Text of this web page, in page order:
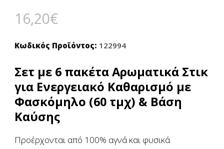
16,20€
Κωδικός Προϊόντος: 122994
Σετ με 6 πακέτα Αρωματικά Στικ
για Ενεργειακό Καθαρισμό με
Φασκόμηλο (60 τμχ) & Βάση
Καύσης
Προέρχονται από 100% αγνά και φυσικά